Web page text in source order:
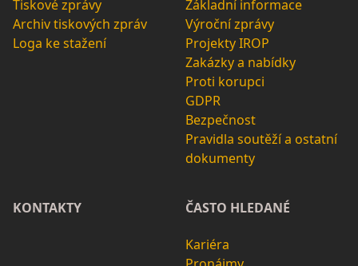
Tiskové zprávy
Archiv tiskových zpráv
Loga ke stažení
Základní informace
Výroční zprávy
Projekty IROP
Zakázky a nabídky
Proti korupci
GDPR
Bezpečnost
Pravidla soutěží a ostatní
dokumenty
KONTAKTY ČASTO HLEDANÉ
Kariéra